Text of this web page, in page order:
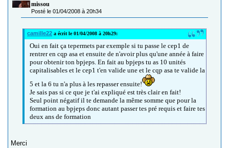
missou
Posté le 01/04/2008 à 20h34
camille22 a écrit le 01/04/2008 à 20h29:
Oui en fait ça tepermets par exemple si tu passe le cep1 de
rentrer en cqp asa et ensuite de n'avoir plus qu'une année à faire
pour obtenir ton bpjeps. En fait au bpjeps tu as 10 unités
capitalisables et le cep1 t'en valide une et le cqp asa te valide la
5 et la 6 tu n'a plus à les repasser ensuite!
Je sais pas si ce que je t'ai expliqué est très clair en fait!
Seul point négatif il te demande la même somme que pour la
formation au bpjeps donc autant passer tes pré requis et faire tes
deux ans de formation
Merci